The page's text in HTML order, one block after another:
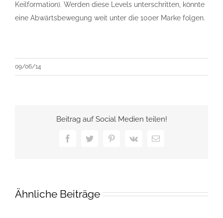
Keilformation). Werden diese Levels unterschritten, könnte
eine Abwärtsbewegung weit unter die 100er Marke folgen.
09/06/14
Beitrag auf Social Medien teilen!
FacebookTwitterPinterest
Vk
E-
Ähnliche Beiträge